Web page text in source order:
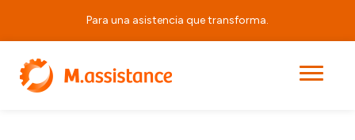
Para una asistencia que transforma.
Principal